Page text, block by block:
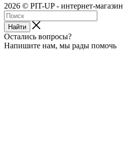
2026 © PIT-UP - интернет-магазин
Найти
Остались вопросы?
Напишите нам, мы рады помочь